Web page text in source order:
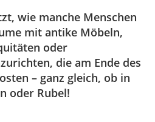
wie manche Menschen
mit antike Möbeln,
oder
die am Ende des
– ganz gleich, ob in
oder Rubel!